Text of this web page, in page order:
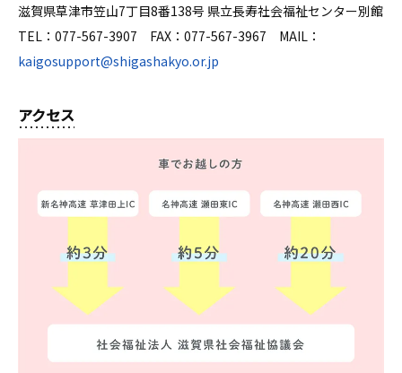
滋賀県草津市笠山7丁目8番138号 県立長寿社会福祉センター別館
TEL：077-567-3907 FAX：077-567-3967 MAIL：
kaigosupport@shigashakyo.or.jp
アクセス